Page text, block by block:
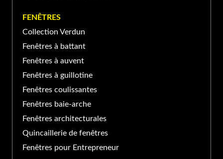
FENÊTRES
Collection Verdun
Fenêtres à battant
Fenêtres à auvent
Fenêtres à guillotine
Fenêtres coulissantes
Fenêtres baie-arche
Fenêtres architecturales
Quincaillerie de fenêtres
Fenêtres pour Entrepreneur